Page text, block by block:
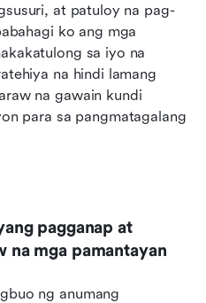
at patuloy na pag-
ko ang mga
sa iyo na
na hindi lamang
na gawain kundi
para sa pangmatagalang
pagganap at
na mga pamantayan
ng anumang